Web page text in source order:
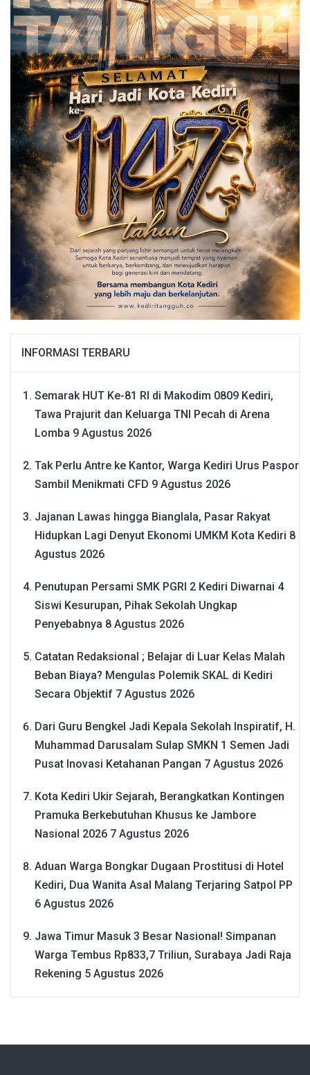
INFORMASI TERBARU
Semarak HUT Ke-81 RI di Makodim 0809 Kediri,
Tawa Prajurit dan Keluarga TNI Pecah di Arena
Lomba 9 Agustus 2026
Tak Perlu Antre ke Kantor, Warga Kediri Urus Paspor
Sambil Menikmati CFD 9 Agustus 2026
Jajanan Lawas hingga Bianglala, Pasar Rakyat
Hidupkan Lagi Denyut Ekonomi UMKM Kota Kediri 8
Agustus 2026
Penutupan Persami SMK PGRI 2 Kediri Diwarnai 4
Siswi Kesurupan, Pihak Sekolah Ungkap
Penyebabnya 8 Agustus 2026
Catatan Redaksional ; Belajar di Luar Kelas Malah
Beban Biaya? Mengulas Polemik SKAL di Kediri
Secara Objektif 7 Agustus 2026
Dari Guru Bengkel Jadi Kepala Sekolah Inspiratif, H.
Muhammad Darusalam Sulap SMKN 1 Semen Jadi
Pusat Inovasi Ketahanan Pangan 7 Agustus 2026
Kota Kediri Ukir Sejarah, Berangkatkan Kontingen
Pramuka Berkebutuhan Khusus ke Jambore
Nasional 2026 7 Agustus 2026
Aduan Warga Bongkar Dugaan Prostitusi di Hotel
Kediri, Dua Wanita Asal Malang Terjaring Satpol PP
6 Agustus 2026
Jawa Timur Masuk 3 Besar Nasional! Simpanan
Warga Tembus Rp833,7 Triliun, Surabaya Jadi Raja
Rekening 5 Agustus 2026